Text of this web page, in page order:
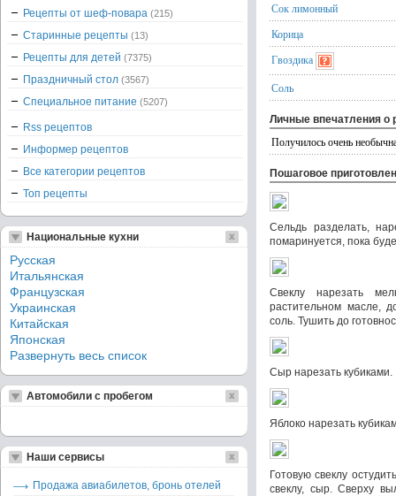
Сок лимонный
Корица
Гвоздика
Соль
Личные впечатления о
Получилось очень
Пошаговое
Сельдь разделать,
помаринуется, пока
Свеклу нарезать
растительном масле,
соль. Тушить до
Сыр нарезать кубиками.
Яблоко нарезать
Готовую свеклу
свеклу, сыр. Сверху
Рецепты от шеф-повара (215)
Старинные рецепты (13)
Рецепты для детей (7375)
Праздничный стол (3567)
Специальное питание (5207)
Rss рецептов
Информер рецептов
Все категории рецептов
Топ рецепты
Национальные кухни
Русская
Итальянская
Французская
Украинская
Китайская
Японская
Развернуть весь список
Автомобили с пробегом
Наши сервисы
Продажа авиабилетов, бронь отелей